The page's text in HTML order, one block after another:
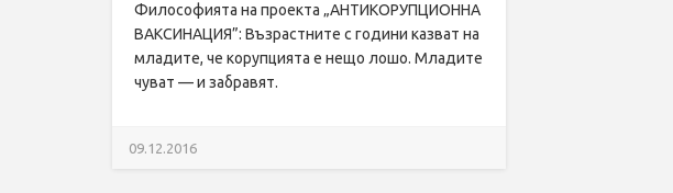
Философията на проекта „АНТИКОРУПЦИОННА
ВАКСИНАЦИЯ”: Възрастните с години казват на
младите, че корупцията е нещо лошо. Младите
чуват — и забравят.
09.12.2016